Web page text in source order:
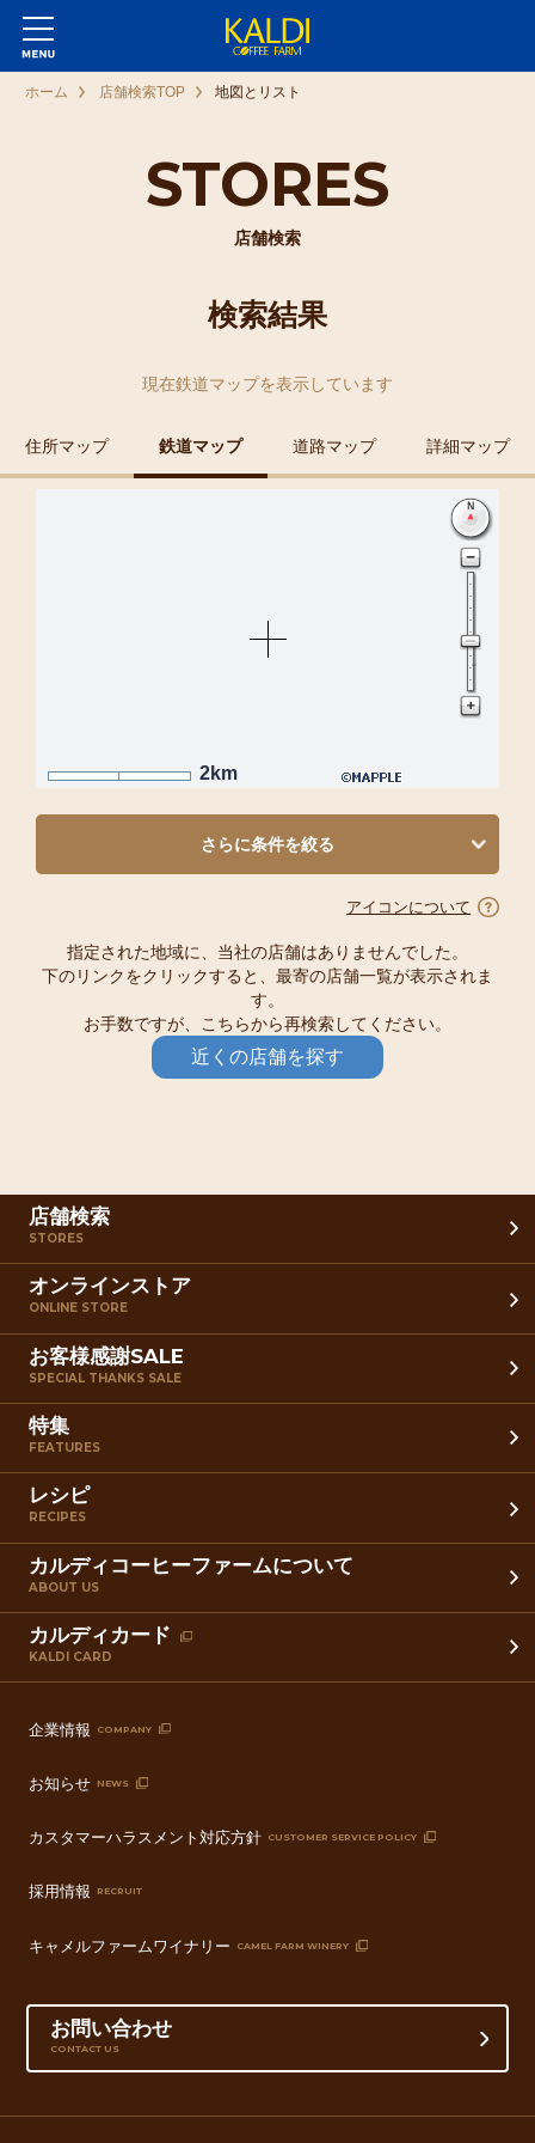
STORES
店舗検索
ホーム 店舗検索TOP 地図とリスト
検索結果
現在鉄道マップを表示しています
住所マップ 鉄道マップ 道路マップ 詳細マップ
2km
さらに条件を絞る
アイコンについて
指定された地域に、当社の店舗はありませんでした。
下のリンクをクリックすると、最寄の店舗一覧が表示されま
す。
お手数ですが、こちらから再検索してください。
近くの店舗を探す
店舗検索
STORES
オンラインストア
ONLINE STORE
お客様感謝SALE
SPECIAL THANKS SALE
特集
FEATURES
レシピ
RECIPES
カルディコーヒーファームについて
ABOUT US
カルディカード
KALDI CARD
企業情報 COMPANY
お知らせ NEWS
カスタマーハラスメント対応方針 CUSTOMER SERVICE POLICY
採用情報 RECRUIT
キャメルファームワイナリー CAMEL FARM WINERY
お問い合わせ
CONTACT US